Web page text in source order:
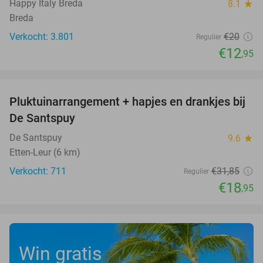
Happy Italy Breda 8.1 star
Breda
Verkocht: 3.801
Regulier €20
€12,95
41%
Pluktuinarrangement + hapjes en drankjes bij
De Santspuy
De Santspuy 9.6 star
Etten-Leur (6 km)
Verkocht: 711
Regulier €31,85
€18,95
Win gratis